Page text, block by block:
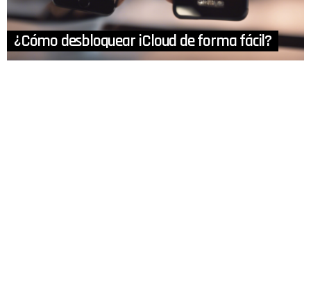
¿Cómo desbloquear iCloud de forma fácil?